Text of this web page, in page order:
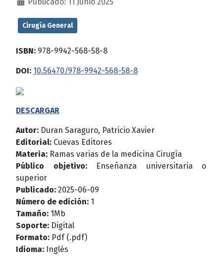
Cirugía General
ISBN: 978-9942-568-58-8
DOI: 10.56470/978-9942-568-58-8
DESCARGAR
Autor: Duran Saraguro, Patricio Xavier
Editorial: Cuevas Editores
Materia: Ramas varias de la medicina Cirugía
Público objetivo:
Enseñanza universitaria o
superior
Publicado: 2025-06-09
Número de edición: 1
Tamaño: 1Mb
Soporte: Digital
Formato: Pdf (.pdf)
Idioma: Inglés